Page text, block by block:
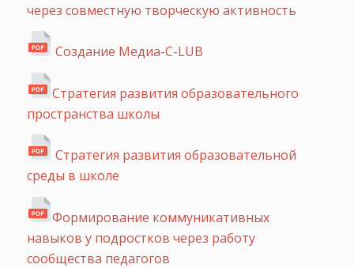
через совместную творческую активность
Создание Медиа-C-LUB
Стратегия развития образовательного
пространства школы
Стратегия развития образовательной
среды в школе
Формирование коммуникативных
навыков у подростков через работу
сообщества педагогов